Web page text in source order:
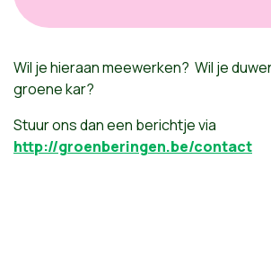
Wil je hieraan meewerken? Wil je
groene kar?
Stuur ons dan een berichtje via
http://groenberingen.be/contact